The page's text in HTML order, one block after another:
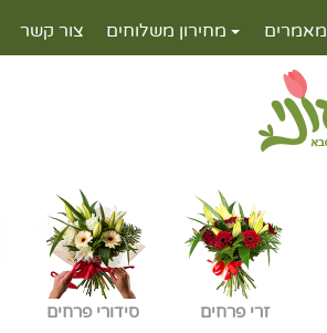
מאמרים מחירון משלוחים צור קשר
זרי פרחים סידורי פרחים